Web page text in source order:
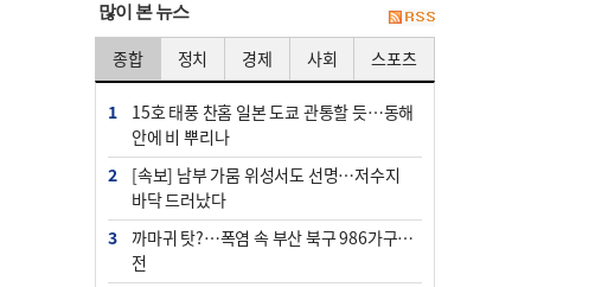
部)’에 생기는 악성 종양이다. 간동맥
문맥 림프절 담
많이 본 뉴스
종합 정치 경제 사회 스포츠
1
15호 태풍 찬홈 일본 도쿄 관통할 듯…동해
안에 비 뿌리나
2
[속보] 남부 가뭄 위성서도 선명…저수지
바닥 드러났다
3
까마귀 탓?…폭염 속 부산 북구 986가구 정
전